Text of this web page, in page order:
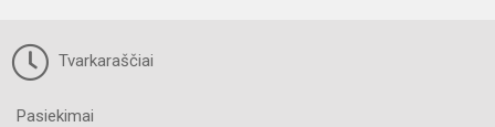
Tvarkaraščiai
Pasiekimai